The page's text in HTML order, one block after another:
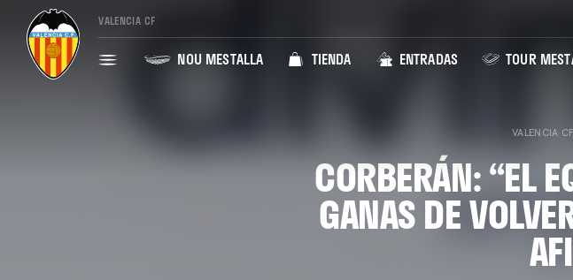
VALENCIA CF
NOU MESTALLA TIENDA ENTRADAS TOUR
VALENCIA CF
CORBERÁN: “EL
GANAS DE